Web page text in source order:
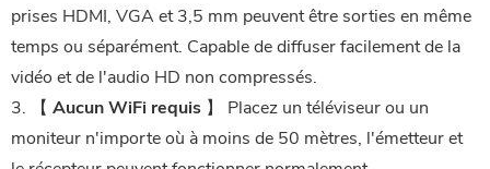
prises HDMI, VGA et 3,5 mm peuvent être sorties en même
temps ou séparément. Capable de diffuser facilement de la
vidéo et de l'audio HD non compressés.
3. 【 Aucun WiFi requis 】 Placez un téléviseur ou un
moniteur n'importe où à moins de 50 mètres, l'émetteur et